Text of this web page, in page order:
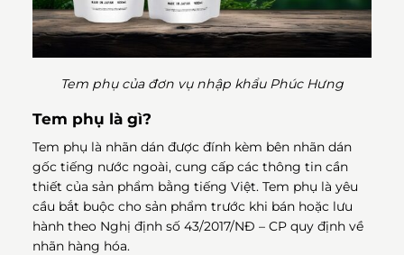
Tem phụ của đơn vụ nhập khẩu Phúc Hưng
Tem phụ là gì?
Tem phụ là nhãn dán được đính kèm bên nhãn dán
gốc tiếng nước ngoài, cung cấp các thông tin cần
thiết của sản phẩm bằng tiếng Việt. Tem phụ là yêu
cầu bắt buộc cho sản phẩm trước khi bán hoặc lưu
hành theo Nghị định số 43/2017/NĐ – CP quy định về
nhãn hàng hóa.